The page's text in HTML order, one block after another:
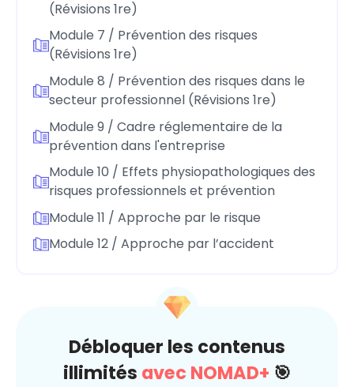
(Révisions 1re)
Module 7 / Prévention des risques
(Révisions 1re)
Module 8 / Prévention des risques dans le
secteur professionnel (Révisions 1re)
Module 9 / Cadre réglementaire de la
prévention dans l'entreprise
Module 10 / Effets physiopathologiques des
risques professionnels et prévention
Module 11 / Approche par le risque
Module 12 / Approche par l’accident
Débloquer les contenus
illimités avec NOMAD+ 🎯